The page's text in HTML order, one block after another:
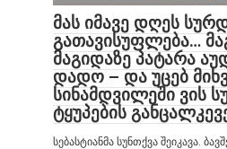
მას იმავე დღეს
გათავისუფლება…
მაგიდაზე პატარა
დადო – და უცებ
სინამდვილეში ვის
ტყუპების
სებასტიანმა სუნთქვა შეიკავა.